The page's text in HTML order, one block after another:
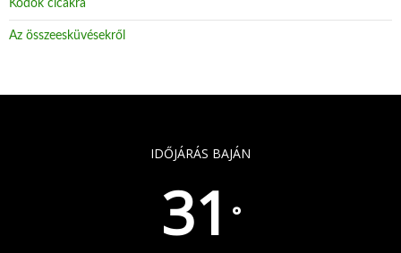
Kódok cicákra
Az összeesküvésekről
IDŐJÁRÁS BAJÁN
31 °